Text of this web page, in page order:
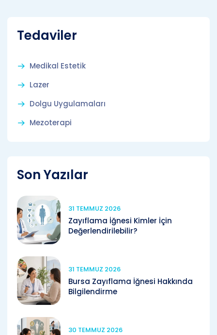
Tedaviler
Medikal Estetik
Lazer
Dolgu Uygulamaları
Mezoterapi
Son Yazılar
31 TEMMUZ 2026
Zayıflama İğnesi Kimler İçin
Değerlendirilebilir?
31 TEMMUZ 2026
Bursa Zayıflama İğnesi Hakkında
Bilgilendirme
30 TEMMUZ 2026